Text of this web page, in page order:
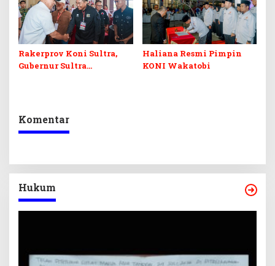
Rakerprov Koni Sultra,
Gubernur Sultra
Haliana Resmi Pimpin
KONI Wakatobi
Komentar
Hukum